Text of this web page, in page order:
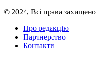
© 2024, Всі права захищено
Про редакцію
Партнерство
Контакти